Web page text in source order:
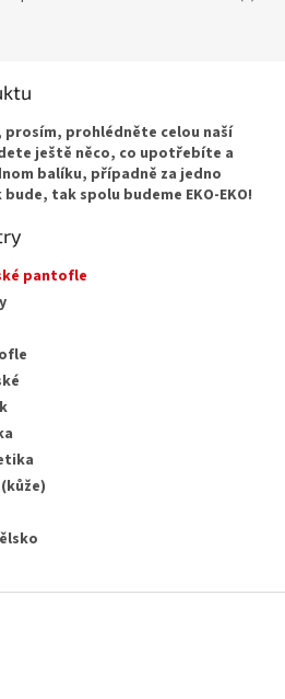
prosím, prohlédněte celou naší
ještě něco, co upotřebíte a
balíku, případně za jedno
tak spolu budeme EKO-EKO!
pantofle